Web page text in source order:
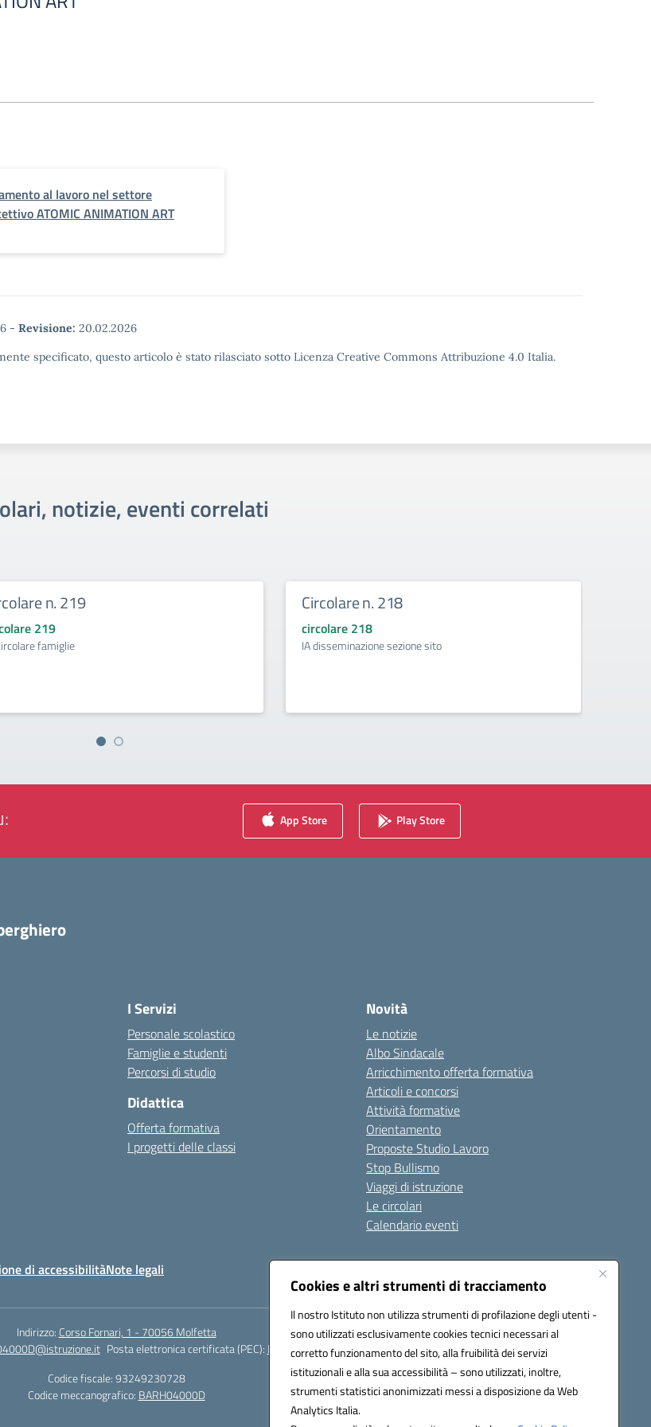
Cookies e altri strumenti di tracciamento
Il nostro Istituto non utilizza strumenti di profilazione degli utenti -
sono utilizzati esclusivamente cookies tecnici necessari al
corretto funzionamento del sito, alla fruibilità dei servizi
istituzionali e alla sua accessibilità – sono utilizzati, inoltre,
strumenti statistici anonimizzati messi a disposizione da Web
Analytics Italia.
al lavoro nel settore
ATOMIC ANIMATION ART
- Revisione: 20.02.2026
specificato, questo articolo è stato rilasciato sotto Licenza Creative Commons Attribuzione 4.0 Italia.
notizie, eventi correlati
n. 219
219
famiglie
Circolare n. 218
circolare 218
IA disseminazione sezione sito
App Store Play Store
I Servizi
Personale scolastico
Famiglie e studenti
Percorsi di studio
Didattica
Offerta formativa
I progetti delle classi
Novità
Le notizie
Albo Sindacale
Arricchimento offerta formativa
Articoli e concorsi
Attività formative
Orientamento
Proposte Studio Lavoro
Stop Bullismo
Viaggi di istruzione
Le circolari
Calendario eventi
di accessibilitàNote legali Seguici su:
Indirizzo: Corso Fornari, 1 - 70056 Molfetta
Posta elettronica certificata (PEC): BARH04000D@pec.istruzione.it
Codice fiscale: 93249230728
Codice meccanografico: BARH04000D